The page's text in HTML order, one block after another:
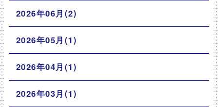
2026年06月(2)
2026年05月(1)
2026年04月(1)
2026年03月(1)